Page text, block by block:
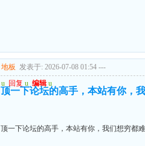
地板 发表于: 2026-07-08 01:54 ---
u 回复 u 编辑 u
顶一下论坛的高手，本站有你，
顶一下论坛的高手，本站有你，我们想穷都